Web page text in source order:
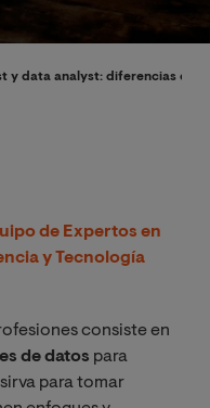
y data analyst: diferencias
de Expertos en
y Tecnología
consiste en
de datos para
para tomar